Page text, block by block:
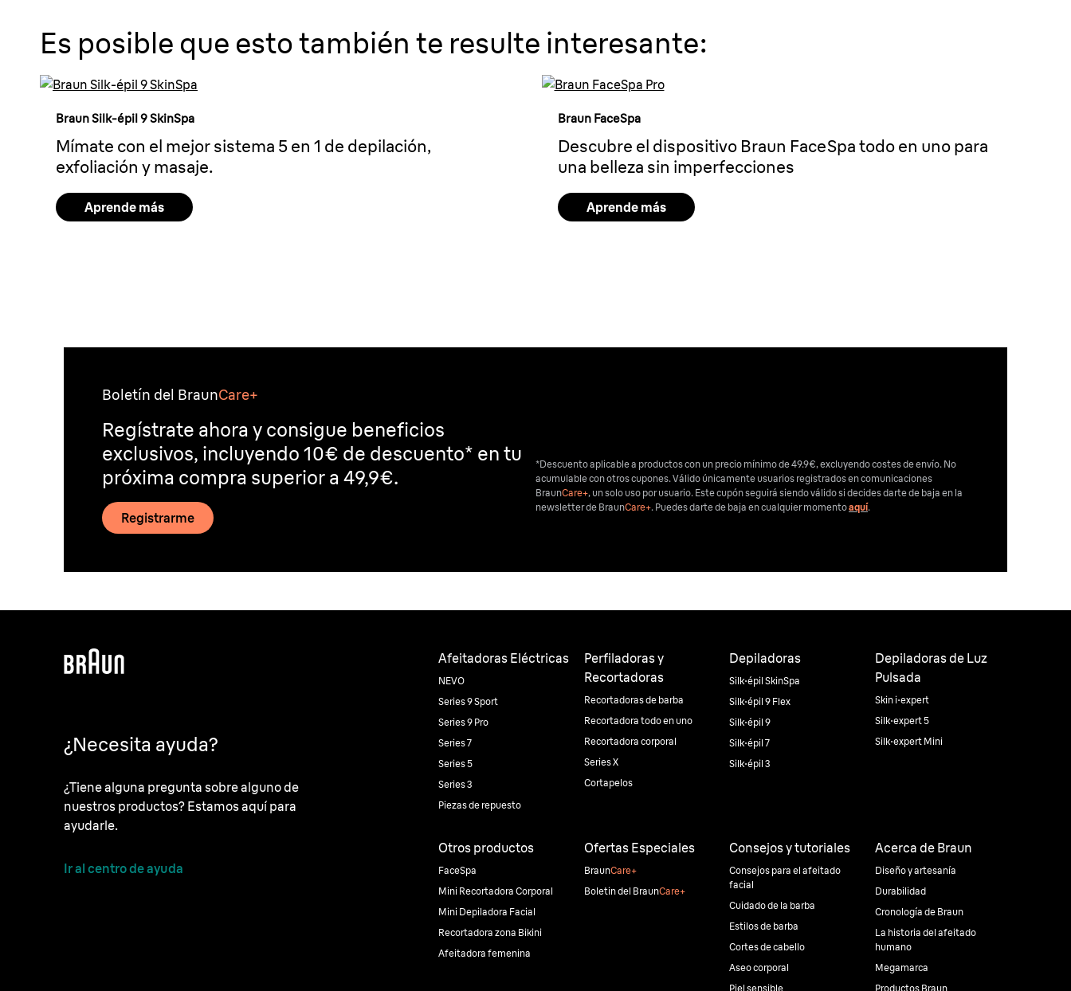
Es posible que esto también te resulte interesante:
Braun Silk-épil 9 SkinSpa
Mímate con el mejor sistema 5 en 1 de depilación,
exfoliación y masaje.
Aprende más
Braun FaceSpa
Descubre el dispositivo Braun FaceSpa todo en uno para
una belleza sin imperfecciones
Aprende más
Boletín del BraunCare+
Regístrate ahora y consigue beneficios
exclusivos, incluyendo 10€ de descuento* en tu
próxima compra superior a 49,9€.
Registrarme
*Descuento aplicable a productos con un precio mínimo de 49.9€, excluyendo costes de envío. No
acumulable con otros cupones. Válido únicamente usuarios registrados en comunicaciones
BraunCare+, un solo uso por usuario. Este cupón seguirá siendo válido si decides darte de baja en la
newsletter de BraunCare+. Puedes darte de baja en cualquier momentoaquí.
¿Necesita ayuda?
¿Tiene alguna pregunta sobre alguno de
nuestros productos? Estamos aquí para
ayudarle.
Ir al centro de ayuda
Afeitadoras Eléctricas
NEVO
Series 9 Sport
Series 9 Pro
Series 7
Series 5
Series 3
Piezas de repuesto
Perfiladoras y
Recortadoras
Recortadoras de barba
Recortadora todo en uno
Recortadora corporal
Series X
Cortapelos
Depiladoras
Silk·épil SkinSpa
Silk·épil 9 Flex
Silk·épil 9
Silk·épil 7
Silk·épil 3
Depiladoras de Luz
Pulsada
Skin i·expert
Silk·expert 5
Silk·expert Mini
Otros productos
FaceSpa
Mini Recortadora Corporal
Mini Depiladora Facial
Recortadora zona Bikini
Afeitadora femenina
Ofertas Especiales
BraunCare+
Boletin del BraunCare+
Consejos y tutoriales
Consejos para el afeitado
facial
Cuidado de la barba
Estilos de barba
Cortes de cabello
Aseo corporal
Piel sensible
Acerca de Braun
Diseño y artesanía
Durabilidad
Cronología de Braun
La historia del afeitado
humano
Megamarca
Productos Braun